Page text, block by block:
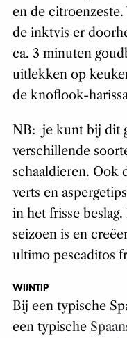
en de
de inktvis er
ca. 3 minuten
uitlekken op
de knoflook-
NB: je kunt bij dit
verschillende
schaaldieren. Ook
verts en
in het frisse
seizoen is en
ultimo pescaditos
WIJNTIP
Bij een typische
een typische